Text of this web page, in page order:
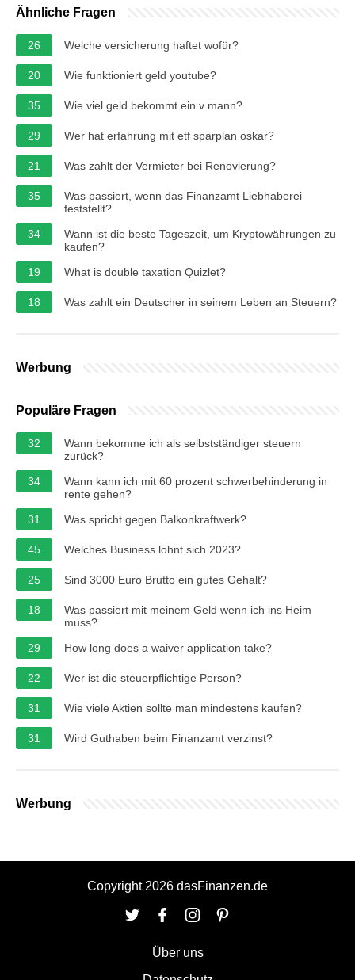
Ähnliche Fragen
26 Welche versicherung haftet wofür?
20 Wie funktioniert geld youtube?
35 Wie viel geld bekommt ein v mann?
29 Wer hat erfahrung mit etf sparplan oskar?
21 Was zahlt der Vermieter bei Renovierung?
35
Was passiert, wenn das Finanzamt Liebhaberei
feststellt?
34
Wann ist die beste Tageszeit, um Kryptowährungen zu
kaufen?
19
What is double taxation Quizlet?
18 Was zahlt ein Deutscher in seinem Leben an Steuern?
Werbung
Populäre Fragen
32
Wann bekomme ich als selbstständiger steuern
zurück?
34
Wann kann ich mit 60 prozent schwerbehinderung in
rente gehen?
31
Was spricht gegen Balkonkraftwerk?
45 Welches Business lohnt sich 2023?
25 Sind 3000 Euro Brutto ein gutes Gehalt?
18
Was passiert mit meinem Geld wenn ich ins Heim
muss?
29
How long does a waiver application take?
22 Wer ist die steuerpflichtige Person?
31 Wie viele Aktien sollte man mindestens kaufen?
31 Wird Guthaben beim Finanzamt verzinst?
Werbung
Copyright 2026 dasFinanzen.de
Über uns